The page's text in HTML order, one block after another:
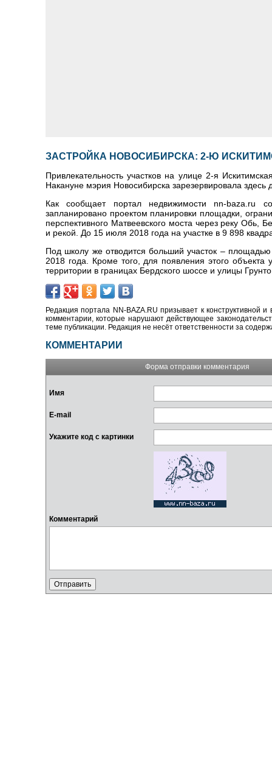
ЗАСТРОЙКА НОВОСИБИРСКА: 2-Ю
Привлекательность участков на улице 2-я
Накануне мэрия Новосибирска зарезервировала
Как сообщает портал недвижимости nn-baza.ru
запланировано проектом планировки площадки,
перспективного Матвеевского моста через реку
и рекой. До 15 июля 2018 года на участке в 9 898
Под школу же отводится больший участок –
2018 года. Кроме того, для появления этого объекта
территории в границах Бердского шоссе и улицы
Редакция портала NN-BAZA.RU призывает к конструктивной
комментарии, которые нарушают действующее
теме публикации. Редакция не несёт ответственности за
КОММЕНТАРИИ
Форма отправки комментария
Имя
E-mail
Укажите код с картинки
Комментарий